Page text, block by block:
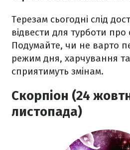
Терезам сьогодні слід
відвести для турботи
Подумайте, чи не варто
режим дня, харчування
сприятимуть змінам.
Скорпіон (24
листопада)